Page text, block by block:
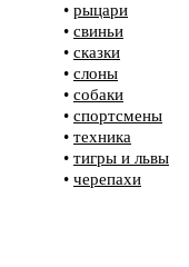
• рыцари
• свиньи
• сказки
• слоны
• собаки
• спортсмены
• техника
• тигры и львы
• черепахи